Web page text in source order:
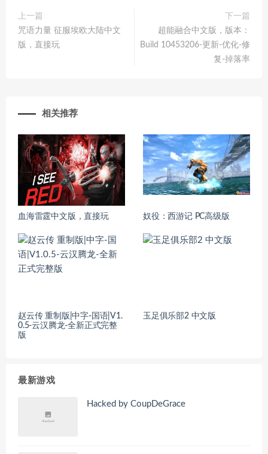
上一篇
咒语力量 征服埃欧大陆中文
版，直接玩
下一篇
超能融合中文版，版本：
Build 10453206-更新-优化-修
复-掉落率
相关推荐
血海雷霆中文版，直接玩 奴役：西游记 PC高级版
赵云传 重制版|中字-国语|V1.
0.5-云汉腾龙-全新正式完整
版
玉足俱乐部2 中文版
最新游戏
Hacked by CoupDeGrace